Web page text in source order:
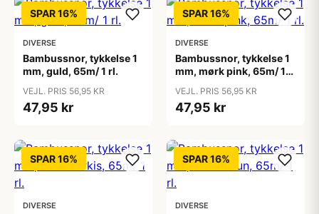
SPAR 16%
DIVERSE
Bambussnor, tykkelse 1
mm, guld, 65m/ 1 rl.
VEJL. PRIS 56,95 KR
47,95 kr
SPAR 16%
DIVERSE
Bambussnor, tykkelse 1
mm, mørk pink, 65m/ 1
VEJL. PRIS 56,95 KR
47,95 kr
SPAR 16%
DIVERSE
SPAR 16%
DIVERSE